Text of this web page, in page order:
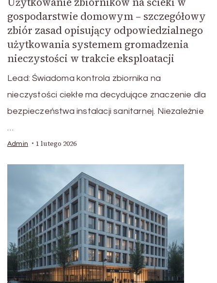
gospodarstwie domowym – szczegółowy
zbiór zasad opisujący odpowiedzialnego
użytkowania systemem gromadzenia
nieczystości w trakcie eksploatacji
Lead: Świadoma kontrola zbiornika na
nieczystości ciekłe ma decydujące znaczenie dla
bezpieczeństwa instalacji sanitarnej. Niezależnie
…
Admin 1 lutego 2026